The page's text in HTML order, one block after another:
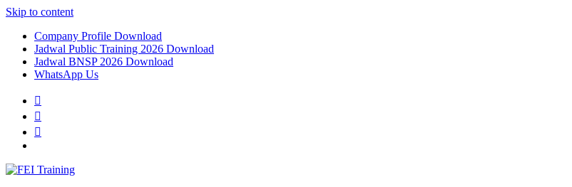
Skip to content
Company Profile Download
Jadwal Public Training 2026 Download
Jadwal BNSP 2026 Download
WhatsApp Us